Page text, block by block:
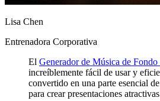
Lisa Chen
Entrenadora Corporativa
El Generador de Música de
increíblemente fácil de usar y
convertido en una parte esencial
para crear presentaciones